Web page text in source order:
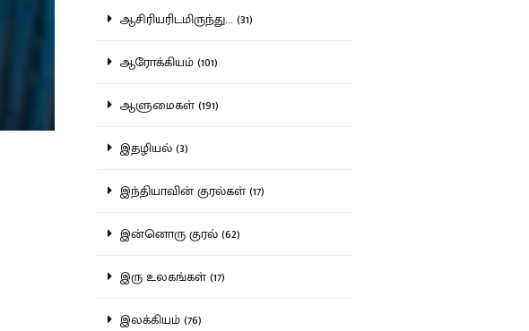
ஆசிரியரிடமிருந்து... (31)
ஆரோக்கியம் (101)
ஆளுமைகள் (191)
இதழியல் (3)
இந்தியாவின் குரல்கள் (17)
இன்னொரு குரல் (62)
இரு உலகங்கள் (17)
இலக்கியம் (76)